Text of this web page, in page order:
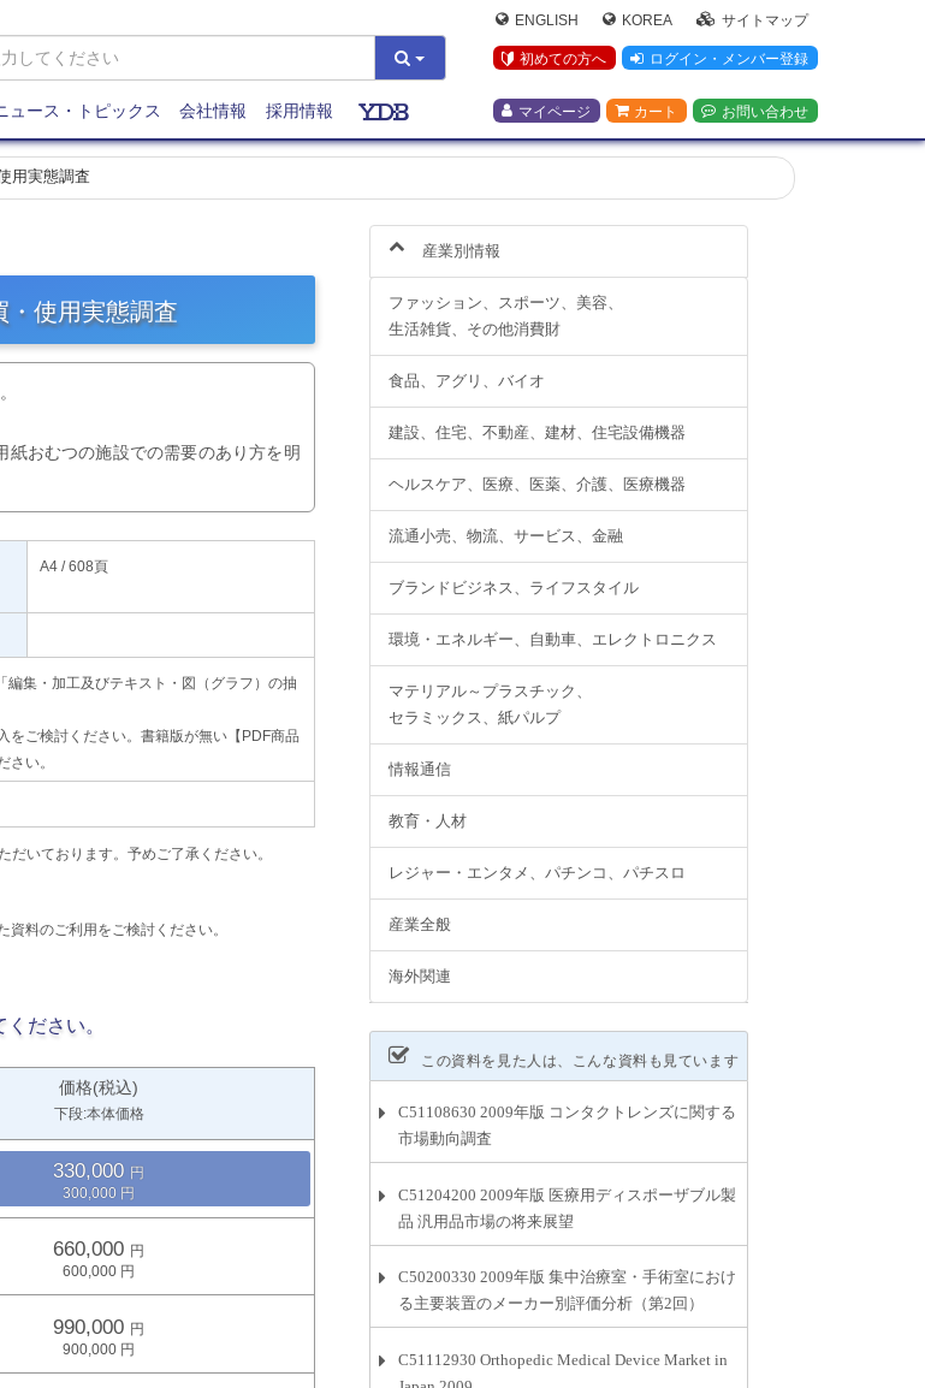
ENGLISH KOREA サイトマップ
初めての方へ ログイン・メンバー登録
マイページ カート お問い合わせ
ュース・トピックス 会社情報 採用情報
用実態調査
・使用実態調査
おむつの施設での需要のあり方を明
A4 / 608頁
編集・加工及びテキスト・図（グラフ）の抽
ご検討ください。書籍版が無い【PDF商品
い。
いております。予めご了承ください。
料のご利用をご検討ください。
ださい。
価格(税込)
下段:本体価格
330,000
300,000
660,000
600,000
990,000
900,000
産業別情報
ファッション、スポーツ、美容、
生活雑貨、その他消費財
食品、アグリ、バイオ
建設、住宅、不動産、建材、住宅設備機器
ヘルスケア、医療、医薬、介護、医療機器
流通小売、物流、サービス、金融
ブランドビジネス、ライフスタイル
環境・エネルギー、自動車、エレクトロニクス
マテリアル～プラスチック、
セラミックス、紙パルプ
情報通信
教育・人材
レジャー・エンタメ、パチンコ、パチスロ
産業全般
海外関連
この資料を見た人は、こんな資料も見ています
C51108630 2009年版 コンタクトレンズに関する
市場動向調査
C51204200 2009年版 医療用ディスポーザブル製
品 汎用品市場の将来展望
C50200330 2009年版 集中治療室・手術室におけ
る主要装置のメーカー別評価分析（第2回）
C51112930 Orthopedic Medical Device Market in